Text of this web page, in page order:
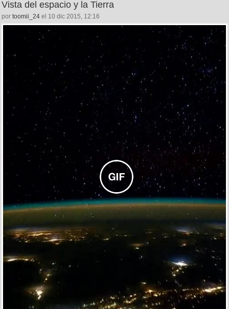
Vista del espacio y la Tierra
por toomii_24 el 10 dic 2015, 12:16